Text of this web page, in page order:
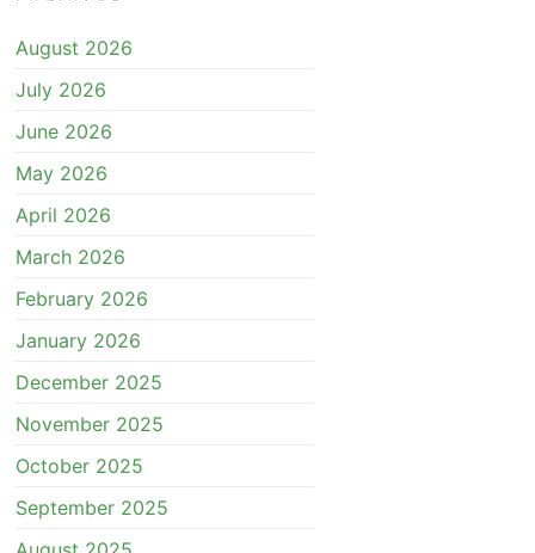
August 2026
July 2026
June 2026
May 2026
April 2026
March 2026
February 2026
January 2026
December 2025
November 2025
October 2025
September 2025